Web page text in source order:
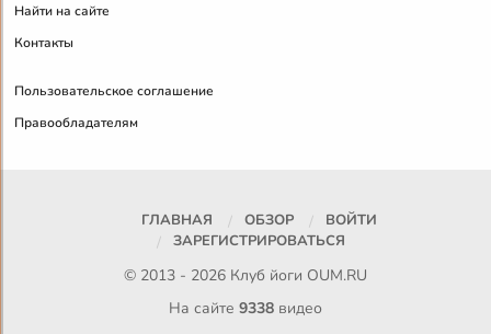
Найти на сайте
Контакты
Пользовательское соглашение
Правообладателям
ГЛАВНАЯ ОБЗОР
ВОЙТИ
ЗАРЕГИСТРИРОВАТЬСЯ
© 2013 - 2026 Клуб йоги OUM.RU
На сайте 9338видео